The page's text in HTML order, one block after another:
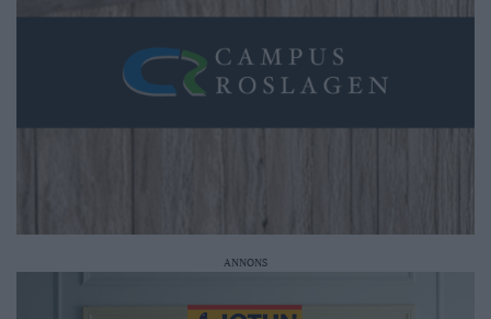
ANNONS